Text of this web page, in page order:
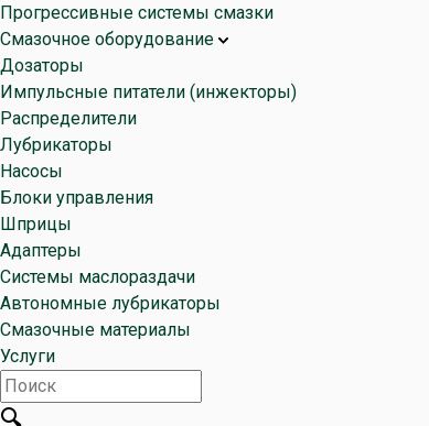
Прогрессивные системы смазки
Смазочное оборудование
Дозаторы
Импульсные питатели (инжекторы)
Распределители
Лубрикаторы
Насосы
Блоки управления
Шприцы
Адаптеры
Системы маслораздачи
Автономные лубрикаторы
Смазочные материалы
Услуги